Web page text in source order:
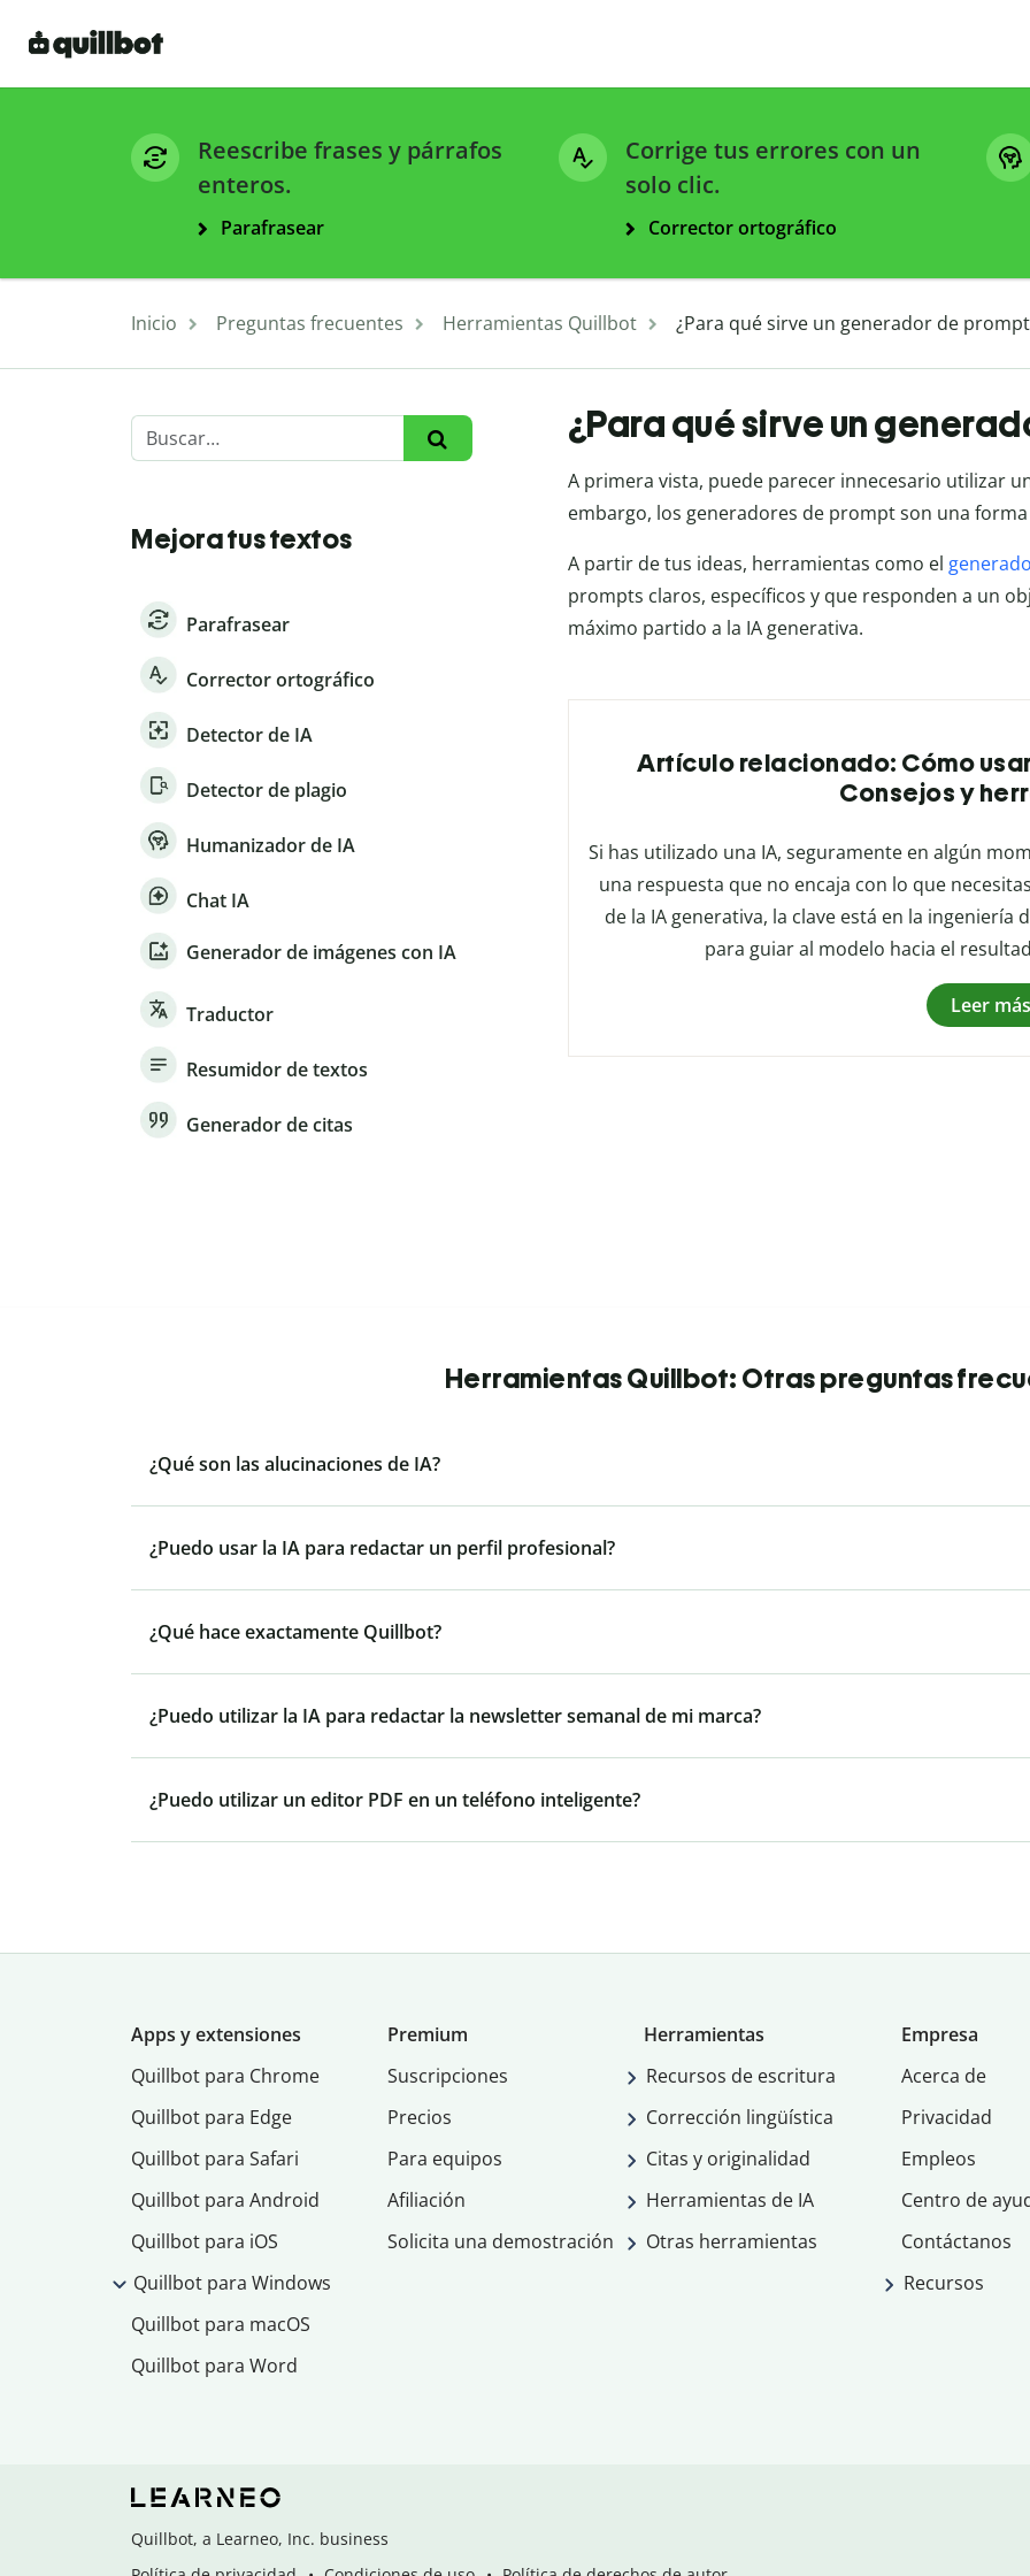
Reescribe frases y párrafos
enteros.
Parafrasear
Corrige tus errores con un
solo clic.
Corrector ortográfico
Inicio Preguntas frecuentes Herramientas Quillbot ¿Para qué sirve un generador de prompt
Mejora tus textos
Parafrasear
Corrector ortográfico
Detector de IA
Detector de plagio
Humanizador de IA
Chat IA
Generador de imágenes con IA
Traductor
Resumidor de textos
Generador de citas
¿Para qué sirve un
A primera vista, puede parecer innecesario utilizar
embargo, los generadores de prompt son una
A partir de tus ideas, herramientas como el
prompts claros, específicos y que responden a un
máximo partido a la IA generativa.
Artículo relacionado: Cómo
Consejos y
Si has utilizado una IA, seguramente en algún
una respuesta que no encaja con lo que
de la IA generativa, la clave está en la
para guiar al modelo hacia el
Leer más
Herramientas Quillbot: Otras preguntas
¿Qué son las alucinaciones de IA?
¿Puedo usar la IA para redactar un perfil profesional?
¿Qué hace exactamente Quillbot?
¿Puedo utilizar la IA para redactar la newsletter semanal de mi marca?
¿Puedo utilizar un editor PDF en un teléfono inteligente?
Apps y extensiones
Quillbot para Chrome
Quillbot para Edge
Quillbot para Safari
Quillbot para Android
Quillbot para iOS
Quillbot para Windows
Quillbot para macOS
Quillbot para Word
Premium
Suscripciones
Precios
Para equipos
Afiliación
Solicita una demostración
Herramientas
Recursos de escritura
Corrección lingüística
Citas y originalidad
Herramientas de IA
Otras herramientas
Empresa
Acerca de
Privacidad
Empleos
Centro de
Contáctanos
Recursos
Quillbot, a Learneo, Inc. business